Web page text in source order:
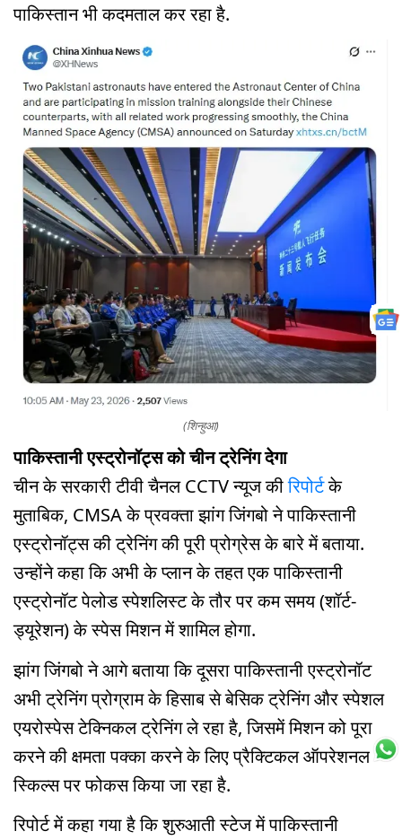
पाकिस्तान भी कदमताल कर रहा है.
(शिन्हुआ)
पाकिस्तानी एस्ट्रोनॉट्स को चीन ट्रेनिंग देगा
चीन के सरकारी टीवी चैनल CCTV न्यूज कीरिपोर्टके
मुताबिक, CMSA के प्रवक्ता झांग जिंगबो ने पाकिस्तानी
एस्ट्रोनॉट्स की ट्रेनिंग की पूरी प्रोग्रेस के बारे में बताया.
उन्होंने कहा कि अभी के प्लान के तहत एक पाकिस्तानी
एस्ट्रोनॉट पेलोड स्पेशलिस्ट के तौर पर कम समय (शॉर्ट-
ड्यूरेशन) के स्पेस मिशन में शामिल होगा.
झांग जिंगबो ने आगे बताया कि दूसरा पाकिस्तानी एस्ट्रोनॉट
अभी ट्रेनिंग प्रोग्राम के हिसाब से बेसिक ट्रेनिंग और स्पेशल
एयरोस्पेस टेक्निकल ट्रेनिंग ले रहा है, जिसमें मिशन को पूरा
करने की क्षमता पक्का करने के लिए प्रैक्टिकल ऑपरेशनल
स्किल्स पर फोकस किया जा रहा है.
रिपोर्ट में कहा गया है कि शुरुआती स्टेज में पाकिस्तानी